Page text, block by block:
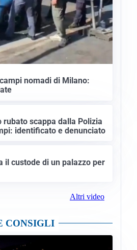
nomadi di Milano:
scappa dalla Polizia
identificato e denunciato
il custode di un palazzo per
Altri video
CONSIGLI